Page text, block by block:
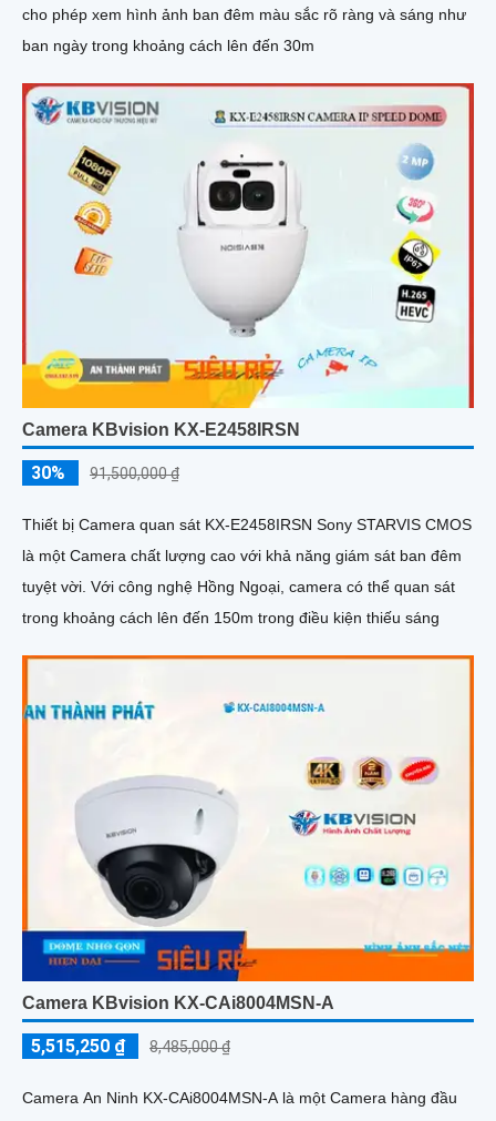
cho phép xem hình ảnh ban đêm màu sắc rõ ràng và sáng như
ban ngày trong khoảng cách lên đến 30m
Camera KBvision KX-E2458IRSN
30% 91,500,000 ₫
Thiết bị Camera quan sát KX-E2458IRSN Sony STARVIS CMOS
là một Camera chất lượng cao với khả năng giám sát ban đêm
tuyệt vời. Với công nghệ Hồng Ngoại, camera có thể quan sát
trong khoảng cách lên đến 150m trong điều kiện thiếu sáng
Camera KBvision KX-CAi8004MSN-A
5,515,250 ₫ 8,485,000 ₫
Camera An Ninh KX-CAi8004MSN-A là một Camera hàng đầu